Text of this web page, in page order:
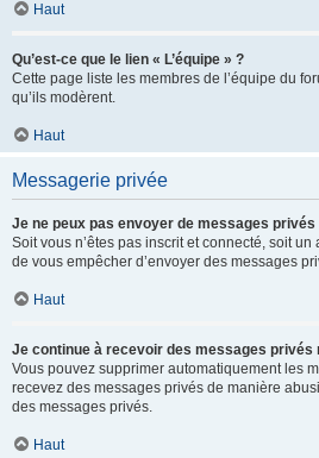
Haut
Qu’est-ce que le lien « L’équipe » ?
Cette page liste les membres de l’équipe du
qu’ils modèrent.
Haut
Messagerie privée
Je ne peux pas envoyer de messages privés
Soit vous n’êtes pas inscrit et connecté, soit
de vous empêcher d’envoyer des messages
Haut
Je continue à recevoir des messages privés
Vous pouvez supprimer automatiquement les
recevez des messages privés de manière
des messages privés.
Haut